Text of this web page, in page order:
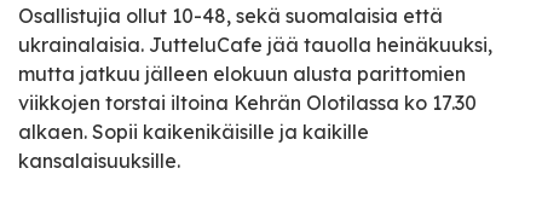
Osallistujia ollut 10-48, sekä suomalaisia että
ukrainalaisia. JutteluCafe jää tauolla heinäkuuksi,
mutta jatkuu jälleen elokuun alusta parittomien
viikkojen torstai iltoina Kehrän Olotilassa ko 17.30
alkaen. Sopii kaikenikäisille ja kaikille
kansalaisuuksille.